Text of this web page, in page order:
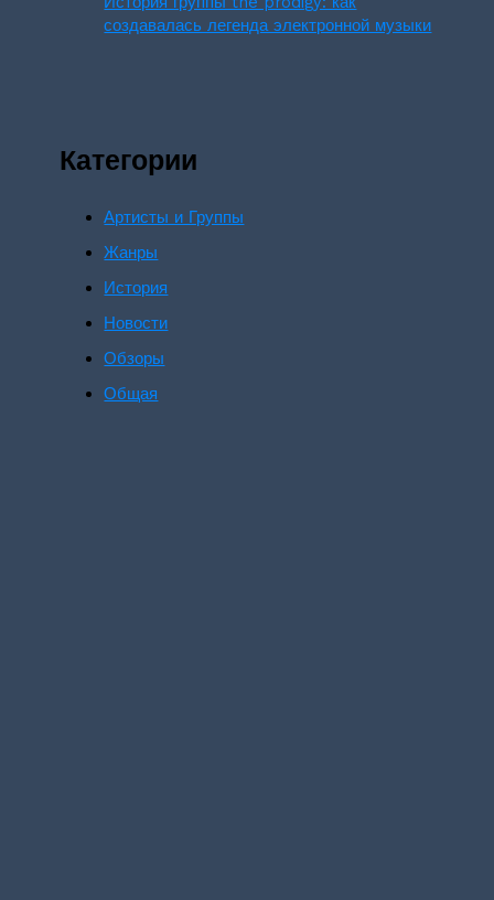
создавалась легенда электронной музыки
Категории
Артисты и Группы
Жанры
История
Новости
Обзоры
Общая